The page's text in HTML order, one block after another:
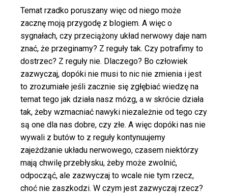
Temat rzadko poruszany więc od niego może
zacznę moją przygodę z blogiem. A więc o
sygnałach, czy przeciążony układ nerwowy daje nam
znać, że przeginamy? Z reguły tak. Czy potrafimy to
dostrzec? Z reguły nie. Dlaczego? Bo człowiek
zazwyczaj, dopóki nie musi to nic nie zmienia i jest
to zrozumiałe jeśli zacznie się zgłębiać wiedzę na
temat tego jak działa nasz mózg, a w skrócie działa
tak, żeby wzmacniać nawyki niezależnie od tego czy
są one dla nas dobre, czy złe. A więc dopóki nas nie
wywali z butów to z reguły kontynuujemy
zajeżdżanie układu nerwowego, czasem niektórzy
mają chwilę przebłysku, żeby może zwolnić,
odpocząć, ale zazwyczaj to wcale nie tym rzecz,
choć nie zaszkodzi. W czym jest zazwyczaj rzecz?